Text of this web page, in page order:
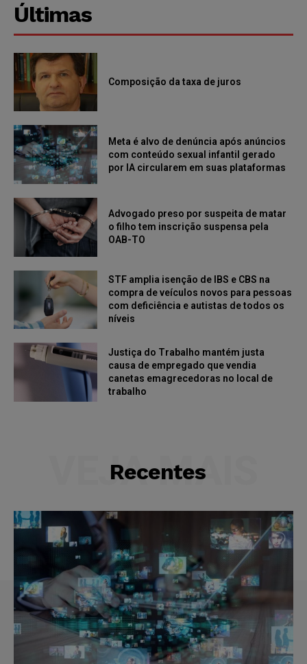
Últimas
Composição da taxa de juros
Meta é alvo de denúncia após anúncios
com conteúdo sexual infantil gerado
por IA circularem em suas plataformas
Advogado preso por suspeita de matar
o filho tem inscrição suspensa pela
OAB-TO
STF amplia isenção de IBS e CBS na
compra de veículos novos para pessoas
com deficiência e autistas de todos os
níveis
Justiça do Trabalho mantém justa
causa de empregado que vendia
canetas emagrecedoras no local de
trabalho
Recentes
VEJA MAIS